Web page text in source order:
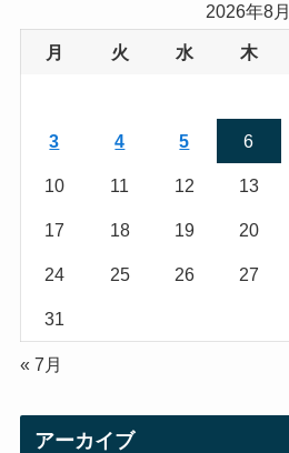
e
2026年8月
月 火 水 木
3 4 5 6
10 11 12 13
17 18 19 20
24 25 26 27
31
« 7月
アーカイブ